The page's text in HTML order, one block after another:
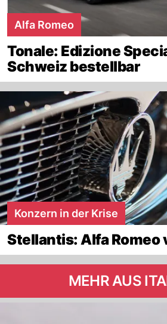
Alfa Romeo
Tonale: Edizione
Schweiz bestellbar
Konzern in der Krise
Stellantis: Alfa Romeo
MEHR AUS